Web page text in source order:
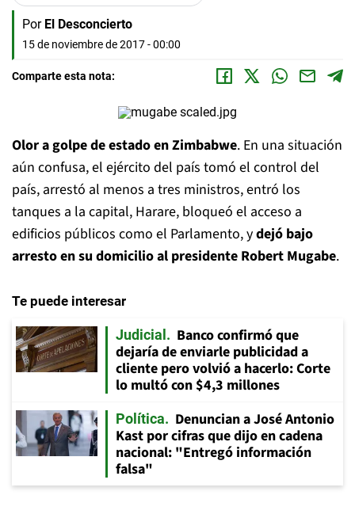
Por El Desconcierto
15 de noviembre de 2017 - 00:00
Comparte esta nota:
Olor a golpe de estado en Zimbabwe. En una situación
aún confusa, el ejército del país tomó el control del
país, arrestó al menos a tres ministros, entró los
tanques a la capital, Harare, bloqueó el acceso a
edificios públicos como el Parlamento, ydejó bajo
arresto en su domicilio al presidente Robert Mugabe.
Te puede interesar
Judicial
Banco confirmó que
dejaría de enviarle publicidad a
cliente pero volvió a hacerlo: Corte
lo multó con $4,3 millones
Política
Denuncian a José Antonio
Kast por cifras que dijo en cadena
nacional: "Entregó información
falsa"